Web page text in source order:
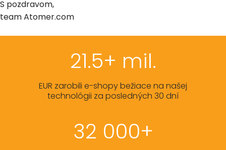
S pozdravom,
team Atomer.com
21.5+ mil.
EUR zarobili e-shopy bežiace na našej
technológii za posledných 30 dní
32 000+